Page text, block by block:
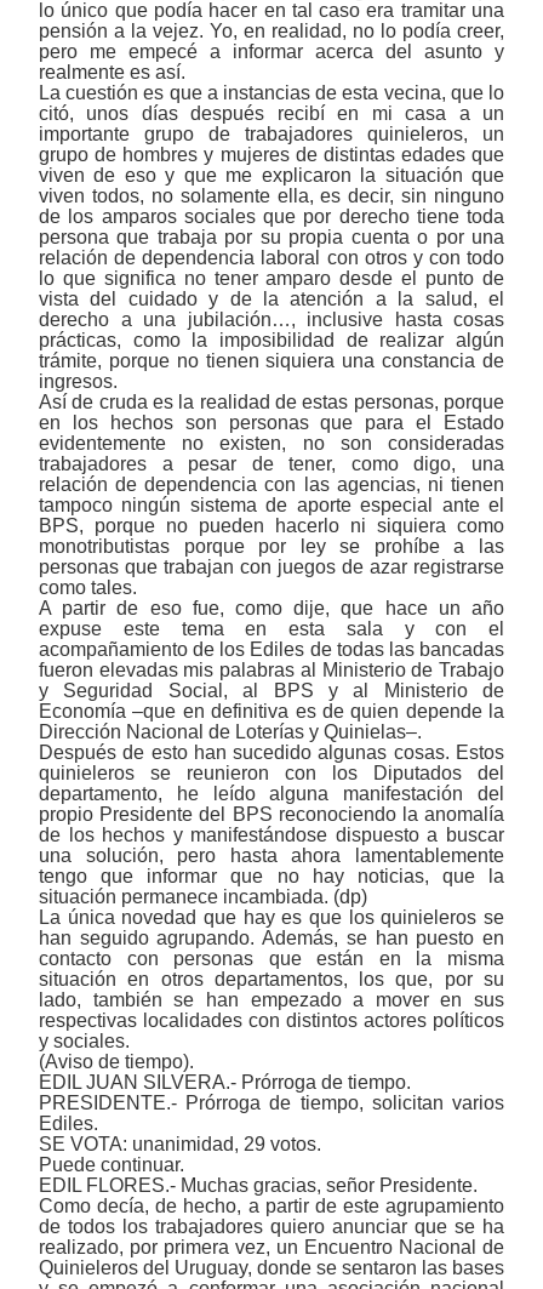
lo único que podía hacer en tal caso era tramitar una
pensión a la vejez. Yo, en realidad, no lo podía creer,
pero me empecé a informar acerca del asunto y
realmente es así.
La cuestión es que a instancias de esta vecina, que lo
citó, unos días después recibí en mi casa a un
importante grupo de trabajadores quinieleros, un
grupo de hombres y mujeres de distintas edades que
viven de eso y que me explicaron la situación que
viven todos, no solamente ella, es decir, sin ninguno
de los amparos sociales que por derecho tiene toda
persona que trabaja por su propia cuenta o por una
relación de dependencia laboral con otros y con todo
lo que significa no tener amparo desde el punto de
vista del cuidado y de la atención a la salud, el
derecho a una jubilación…, inclusive hasta cosas
prácticas, como la imposibilidad de realizar algún
trámite, porque no tienen siquiera una constancia de
ingresos.
Así de cruda es la realidad de estas personas, porque
en los hechos son personas que para el Estado
evidentemente no existen, no son consideradas
trabajadores a pesar de tener, como digo, una
relación de dependencia con las agencias, ni tienen
tampoco ningún sistema de aporte especial ante el
BPS, porque no pueden hacerlo ni siquiera como
monotributistas
porque por ley se prohíbe a las
personas que trabajan con juegos de azar registrarse
como tales.
A partir de eso fue, como dije, que hace un año
expuse este tema en esta sala y con el
acompañamiento de los Ediles de todas las bancadas
fueron elevadas mis palabras al Ministerio de Trabajo
y Seguridad Social, al BPS y al Ministerio de
Economía‒que en definitiva es de quien depende la
Dirección Nacional de Loterías y Quinielas‒.
Después de esto han sucedido algunas cosas. Estos
quinieleros se reunieron con los Diputados del
departamento, he leído alguna manifestación del
propio Presidente del BPS reconociendo la anomalía
de los hechos y manifestándose dispuesto a buscar
una solución, pero hasta ahora lamentablemente
tengo que informar que no hay noticias, que la
situación permanece incambiada. (dp)
La única novedad que hay es que los quinieleros se
han seguido agrupando. Además, se han puesto en
contacto con personas que están en la misma
situación en otros departamentos, los que, por su
lado, también se han empezado a mover en sus
respectivas localidades con distintos actores políticos
y sociales.
(Aviso de tiempo).
EDIL JUAN SILVERA.- Prórroga de tiempo.
PRESIDENTE.- Prórroga de tiempo, solicitan varios
Ediles.
SE VOTA: unanimidad, 29 votos.
Puede continuar.
EDIL FLORES.- Muchas gracias, señor Presidente.
Como decía, de hecho, a partir de este agrupamiento
de todos los trabajadores quiero anunciar que se ha
realizado, por primera vez, un Encuentro Nacional de
Quinieleros del Uruguay, donde se sentaron las bases